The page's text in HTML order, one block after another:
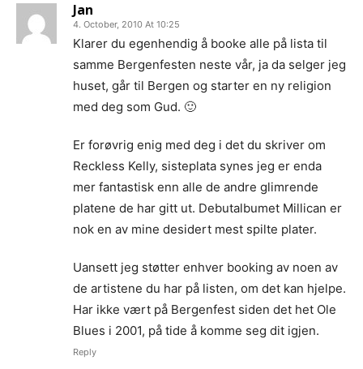
Jan
4. October, 2010 At 10:25
Klarer du egenhendig å booke alle på lista til
samme Bergenfesten neste vår, ja da selger jeg
huset, går til Bergen og starter en ny religion
med deg som Gud. 🙂
Er forøvrig enig med deg i det du skriver om
Reckless Kelly, sisteplata synes jeg er enda
mer fantastisk enn alle de andre glimrende
platene de har gitt ut. Debutalbumet Millican er
nok en av mine desidert mest spilte plater.
Uansett jeg støtter enhver booking av noen av
de artistene du har på listen, om det kan hjelpe.
Har ikke vært på Bergenfest siden det het Ole
Blues i 2001, på tide å komme seg dit igjen.
Reply